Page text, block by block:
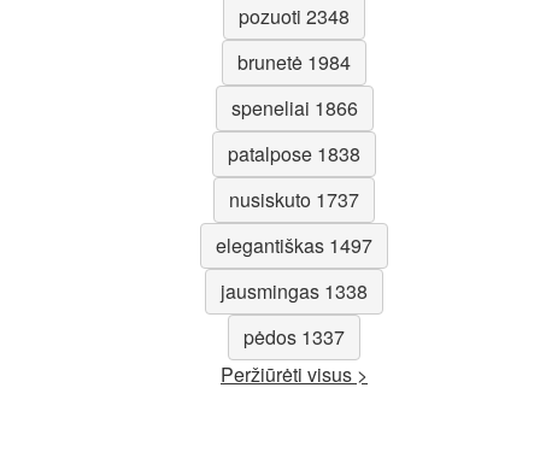
pozuoti 2348
brunetė 1984
speneliai 1866
patalpose 1838
nusiskuto 1737
elegantiškas 1497
jausmingas 1338
pėdos 1337
Peržiūrėti visus >